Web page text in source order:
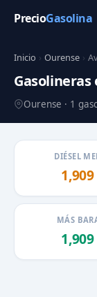
PrecioGasolina
Inicio › Ourense ›
Gasolineras
Ourense · 1
DIÉSEL
MÁS